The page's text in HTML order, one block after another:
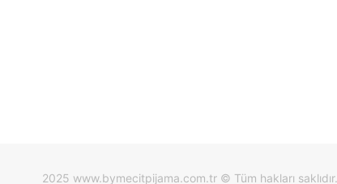
2025 www.bymecitpijama.com.tr © Tüm hakları saklıdır.